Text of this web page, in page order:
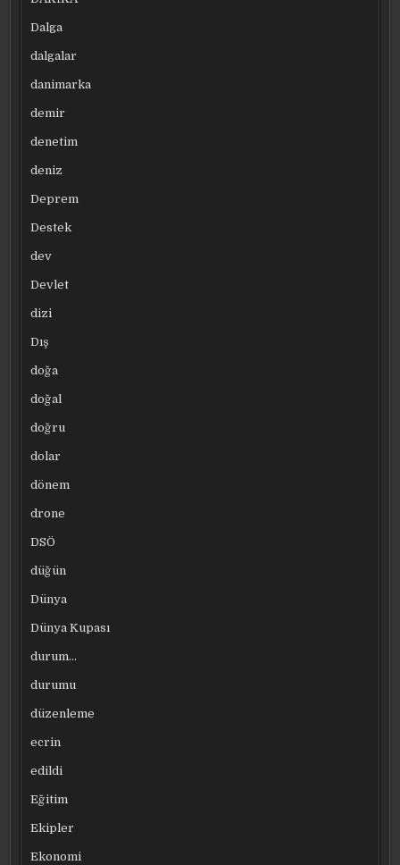
Dalga
dalgalar
danimarka
demir
denetim
deniz
Deprem
Destek
dev
Devlet
dizi
Dış
doğa
doğal
doğru
dolar
dönem
drone
DSÖ
düğün
Dünya
Dünya Kupası
durum…
durumu
düzenleme
ecrin
edildi
Eğitim
Ekipler
Ekonomi